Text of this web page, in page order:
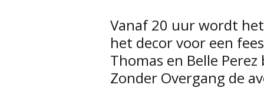
Vanaf 20 uur wordt
het decor voor een
Thomas en Belle
Zonder Overgang de